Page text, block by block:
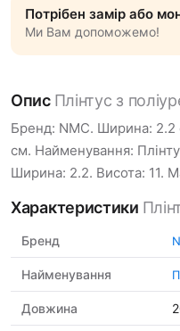
Потрібен замір або
Ми Вам допоможемо!
Опис Плінтус з
Бренд: NMC. Ширина:
см. Найменування:
Ширина: 2.2. Висота: 11.
Характеристики
Бренд
Найменування
Довжина